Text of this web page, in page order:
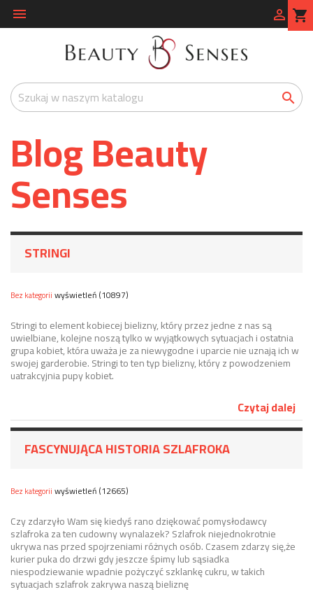
 shopping_cart


Blog Beauty
Senses
STRINGI
Bez kategorii wyświetleń (10897)
Stringi to element kobiecej bielizny, który przez jedne z nas są
uwielbiane, kolejne noszą tylko w wyjątkowych sytuacjach i ostatnia
grupa kobiet, która uważa je za niewygodne i uparcie nie uznają ich w
swojej garderobie. Stringi to ten typ bielizny, który z powodzeniem
uatrakcyjnia pupy kobiet.
Czytaj dalej
FASCYNUJĄCA HISTORIA SZLAFROKA
Bez kategorii wyświetleń (12665)
Czy zdarzyło Wam się kiedyś rano dziękować pomysłodawcy
szlafroka za ten cudowny wynalazek? Szlafrok niejednokrotnie
ukrywa nas przed spojrzeniami różnych osób. Czasem zdarzy się,że
kurier puka do drzwi gdy jeszcze śpimy lub sąsiadka
niespodziewanie wpadnie pożyczyć szklankę cukru, w takich
sytuacjach szlafrok zakrywa naszą bieliznę